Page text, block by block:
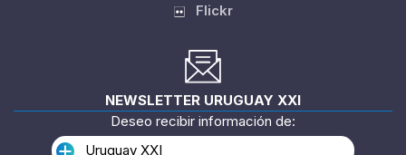
Flickr
NEWSLETTER URUGUAY XXI
Deseo recibir información de:
Uruguay XXI